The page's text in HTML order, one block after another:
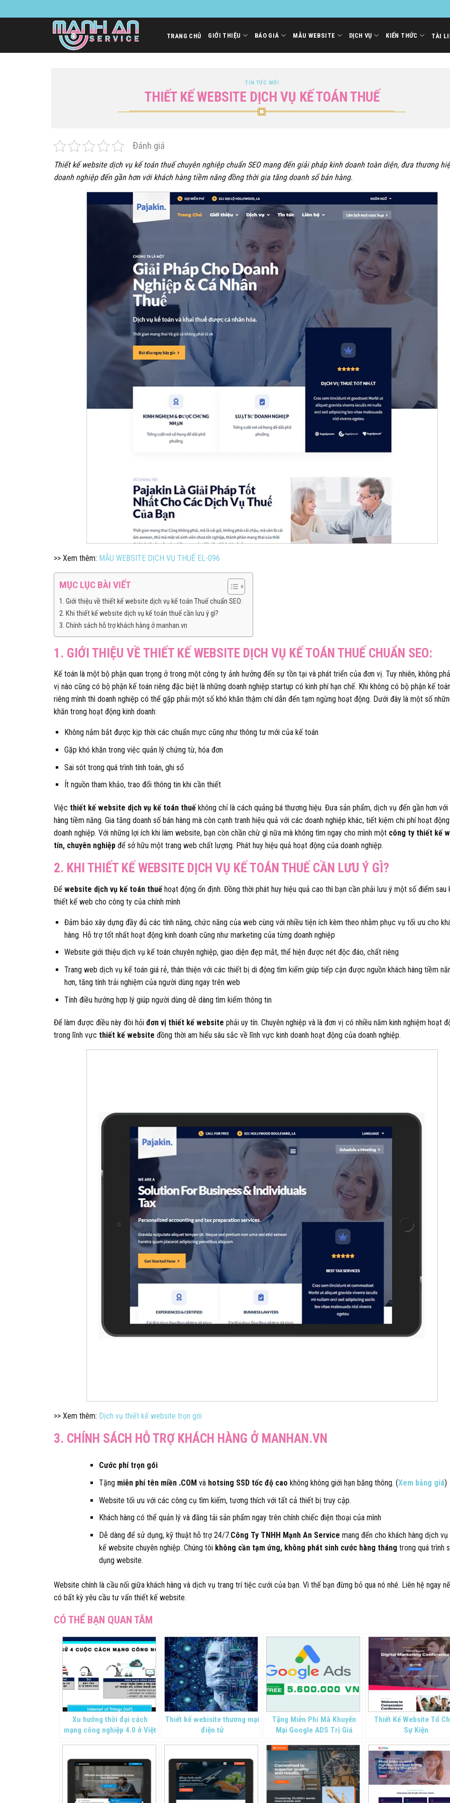
qua
TRANG CHỦ GIỚI THIỆU BÁO GIÁ MẪU WEBSITE DỊCH VỤ KIẾN THỨC TÀI
TIN TỨC MỚI
THIẾT KẾ WEBSITE DỊCH VỤ KẾ TOÁN THUẾ
Đánh giá
Thiết kế website dịch vụ kế toán thuế chuyên nghiệp chuẩn SEO mang đến giải pháp kinh doanh toàn diện, đưa thương
doanh nghiệp đến gần hơn với khách hàng tiềm năng đồng thời gia tăng doanh số bán hàng.
>> Xem thêm: MẪU WEBSITE DỊCH VỤ THUẾ EL-096
MỤC LỤC BÀI VIẾT
1. Giới thiệu về thiết kế website dịch vụ kế toán Thuế chuẩn SEO:
2. Khi thiết kế website dịch vụ kế toán thuế cần lưu ý gì?
3. Chính sách hỗ trợ khách hàng ở manhan.vn
1. GIỚI THIỆU VỀ THIẾT KẾ WEBSITE DỊCH VỤ KẾ TOÁN THUẾ CHUẨN SEO:
Kế toán là một bộ phận quan trọng ở trong một công ty ảnh hưởng đến sự tồn tại và phát triển của đơn vị. Tuy nhiên, không
vị nào cũng có bộ phận kế toán riêng đặc biệt là những doanh nghiệp startup có kinh phí hạn chế. Khi không có bộ phận kế
riêng mình thì doanh nghiệp có thể gặp phải một số khó khăn thậm chí dẫn đến tạm ngừng hoạt động. Dưới đây là một số
khăn trong hoạt động kinh doanh:
Không nắm bắt được kịp thời các chuẩn mực cũng như thông tư mới của kế toán
Gặp khó khăn trong việc quản lý chứng từ, hóa đơn
Sai sót trong quá trình tính toán, ghi sổ
Ít nguồn tham khảo, trao đổi thông tin khi cần thiết
Việc thiết kế website dịch vụ kế toán thuếkhông chỉ là cách quảng bá thương hiệu. Đưa sản phẩm, dịch vụ đến gần hơn với
hàng tiềm năng. Gia tăng doanh số bán hàng mà còn cạnh tranh hiệu quả với các doanh nghiệp khác, tiết kiệm chi phí hoạt
doanh nghiệp. Với những lợi ích khi làm website, bạn còn chần chừ gì nữa mà không tìm ngay cho mình một công ty thiết kế
tín, chuyên nghiệp để sở hữu một trang web chất lượng. Phát huy hiệu quả hoạt động của doanh nghiệp.
2. KHI THIẾT KẾ WEBSITE DỊCH VỤ KẾ TOÁN THUẾ CẦN LƯU Ý GÌ?
Để website dịch vụ kế toán thuếhoạt động ổn định. Đồng thời phát huy hiệu quả cao thì bạn cần phải lưu ý một số điểm sau
thiết kế web cho công ty của chính mình
Đảm bảo xây dựng đầy đủ các tính năng, chức năng của web cùng với nhiều tiện ích kèm theo nhằm phục vụ tối ưu cho
hàng. Hỗ trợ tốt nhất hoạt động kinh doanh cũng như marketing của từng doanh nghiệp
Website giới thiệu dịch vụ kế toán chuyên nghiệp, giao diện đẹp mắt, thể hiện được nét độc đáo, chất riêng
Trang web dịch vụ kế toán giá rẻ, thân thiện với các thiết bị di động tìm kiếm giúp tiếp cận được nguồn khách hàng tiềm
hơn, tăng tính trải nghiệm của người dùng ngay trên web
Tính điều hướng hợp lý giúp người dùng dễ dàng tìm kiếm thông tin
Để làm được điều này đòi hỏi đơn vị thiết kế website phải uy tín. Chuyên nghiệp và là đơn vị có nhiều năm kinh nghiệm hoạt
trong lĩnh vực thiết kế website đồng thời am hiểu sâu sắc về lĩnh vực kinh doanh hoạt động của doanh nghiệp.
>> Xem thêm: Dịch vụ thiết kế website trọn gói
3. CHÍNH SÁCH HỖ TRỢ KHÁCH HÀNG Ở MANHAN.VN
Cước phí trọn gói
Tặng miễn phí tên miền .COMvà hotsing SSD tốc độ cao không không giới hạn băng thông. (Xem bảng giá)
Website tối ưu với các công cụ tìm kiếm, tương thích với tất cả thiết bị truy cập.
Khách hàng có thể quản lý và đăng tải sản phẩm ngay trên chính chiếc điện thoại của mình
Dễ dàng để sử dụng, kỹ thuật hỗ trợ 24/7.Công Ty TNHH Mạnh An Service mang đến cho khách hàng dịch
kế website chuyên nghiệp. Chúng tôi không cần tạm ứng, không phát sinh cước hàng tháng trong quá trình
dụng website.
Website chính là cầu nối giữa khách hàng và dịch vụ trang trí tiệc cưới của bạn. Vì thế bạn đừng bỏ qua nó nhé. Liên hệ ngay
có bất kỳ yêu cầu tư vấn thiết kế website.
Xu hướng thời đại cách
mạng công nghiệp 4.0 ở Việt
Thiết kế webisite thương mại
điện tử
Tặng Miễn Phí Mã Khuyến
Mại Google ADS Trị Giá
Thiết Kế Website Tổ
Sự Kiện